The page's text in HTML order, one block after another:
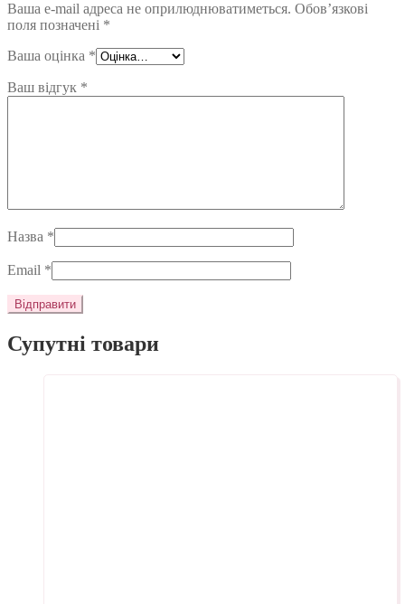
Ваша e-mail адреса не оприлюднюватиметься. Обов’язкові
поля позначені *
Ваша оцінка *
Ваш відгук *
Назва *
Email *
Супутні товари